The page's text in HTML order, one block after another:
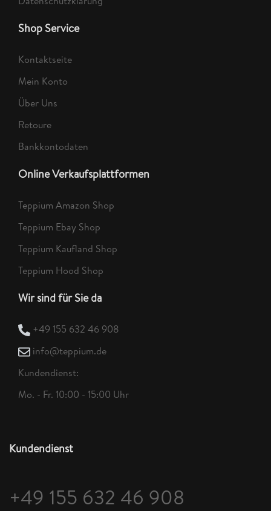
Shop Service
Kontaktseite
Mein Konto
Über Uns
Retoure
Bankkontodaten
Online Verkaufsplattformen
Teppium Amazon Shop
Teppium Ebay Shop
Teppium Kaufland Shop
Teppium Hood Shop
Wir sind für Sie da
+49 155 632 46 908
info@teppium.de
Kundendienst:
Mo. - Fr. 10:00 - 15:00 Uhr
Kundendienst
+49 155 632 46 908